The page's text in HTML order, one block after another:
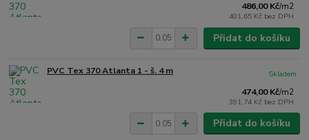
486,00 Kč/m2
401,65 Kč bez DPH
Přidat do košíku
PVC Tex 370 Atlanta 1 - š. 4 m
474,00 Kč/m2
391,74 Kč bez DPH
Skladem
Přidat do košíku